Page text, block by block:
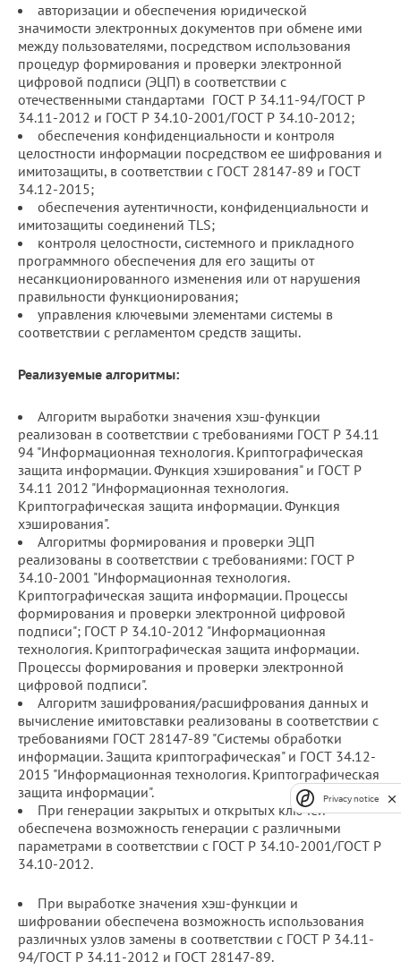
авторизации и обеспечения юридической
значимости электронных документов при обмене ими
между пользователями, посредством использования
процедур формирования и проверки электронной
цифровой подписи (ЭЦП) в соответствии с
отечественными стандартами ГОСТ Р 34.11-94/ГОСТ Р
34.11-2012 и ГОСТ Р 34.10-2001/ГОСТ Р 34.10-2012;
обеспечения конфиденциальности и контроля
целостности информации посредством ее шифрования и
имитозащиты, в соответствии с ГОСТ 28147-89 и ГОСТ
34.12-2015;
обеспечения аутентичности, конфиденциальности и
имитозащиты соединений TLS;
контроля целостности, системного и прикладного
программного обеспечения для его защиты от
несанкционированного изменения или от нарушения
правильности функционирования;
управления ключевыми элементами системы в
соответствии с регламентом средств защиты.
Реализуемые алгоритмы:
Алгоритм выработки значения хэш-функции
реализован в соответствии с требованиями ГОСТ Р 34.11
94 "Информационная технология. Криптографическая
защита информации. Функция хэширования" и ГОСТ Р
34.11 2012 "Информационная технология.
Криптографическая защита информации. Функция
хэширования".
Алгоритмы формирования и проверки ЭЦП
реализованы в соответствии с требованиями: ГОСТ Р
34.10-2001 "Информационная технология.
Криптографическая защита информации. Процессы
формирования и проверки электронной цифровой
подписи"; ГОСТ Р 34.10-2012 "Информационная
технология. Криптографическая защита информации.
Процессы формирования и проверки электронной
цифровой подписи".
Алгоритм зашифрования/расшифрования данных и
вычисление имитовставки реализованы в соответствии с
требованиями ГОСТ 28147-89 "Системы обработки
информации. Защита криптографическая" и ГОСТ 34.12-
2015 "Информационная технология. Криптографическая
защита информации".
При генерации закрытых и открытых ключей
обеспечена возможность генерации с различными
параметрами в соответствии с ГОСТ Р 34.10-2001/ГОСТ Р
34.10-2012.
При выработке значения хэш-функции и
шифровании обеспечена возможность использования
различных узлов замены в соответствии с ГОСТ Р 34.11-
94/ГОСТ Р 34.11-2012 и ГОСТ 28147-89.
Privacy notice